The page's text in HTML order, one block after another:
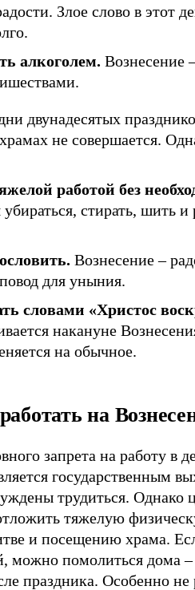
Злое слово в этот
алкоголем. Вознесение
двунадесятых
не совершается.
работой без
стирать, шить и
Вознесение –
для уныния.
словами «Христос
накануне
на обычное.
на
запрета на работу в
государственным
трудиться. Однако
тяжелую
и посещению храма.
можно помолиться дома –
праздника. Особенно не